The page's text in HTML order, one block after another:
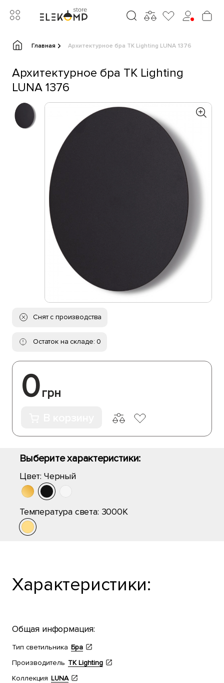
Главная Архитектурное бра TK Lighting LUNA 1376
Архитектурное бра TK Lighting
LUNA 1376
Снят с производства
Остаток на складе: 0
0грн
Выберите характеристики:
Цвет: Черный
Температура света: 3000K
Характеристики:
Общая информация:
Тип светильника Бра
Производитель TK Lighting
Коллекция LUNA